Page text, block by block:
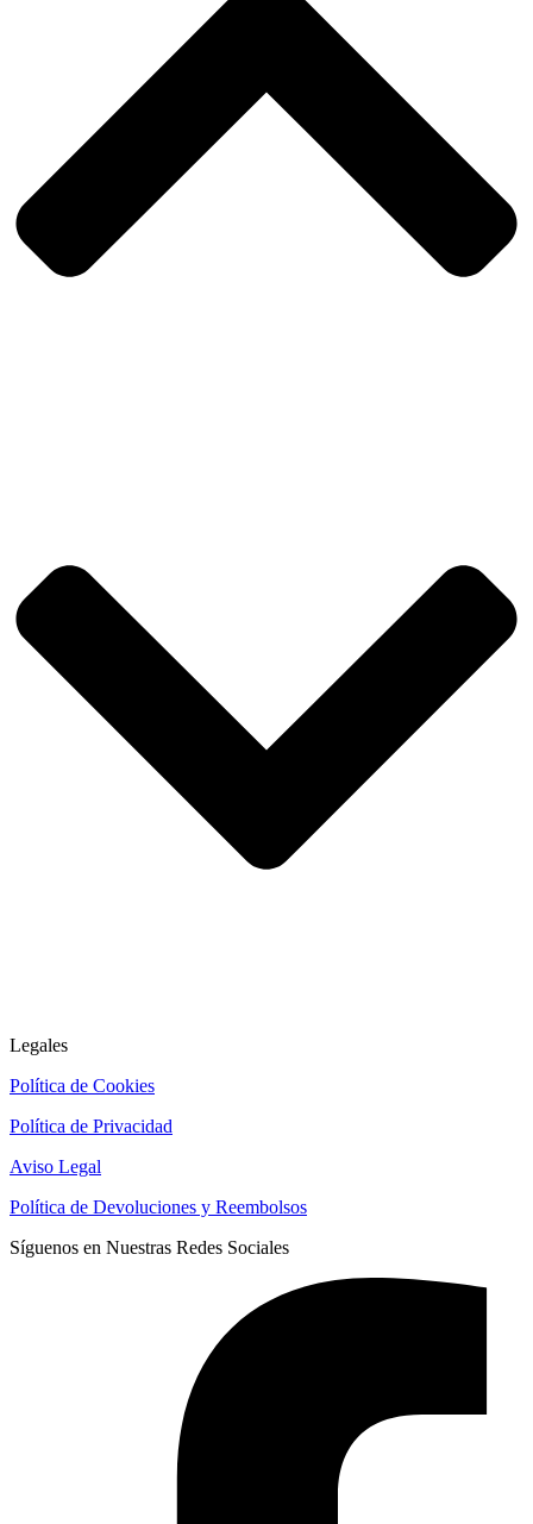
Legales
Política de Cookies
Política de Privacidad
Aviso Legal
Política de Devoluciones y Reembolsos
Síguenos en Nuestras Redes Sociales